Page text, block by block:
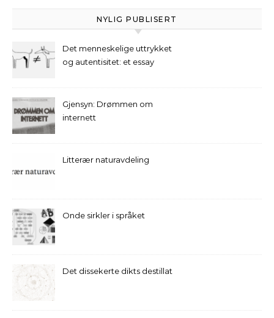
NYLIG PUBLISERT
Det menneskelige uttrykket
og autentisitet: et essay
Gjensyn: Drømmen om
internett
Litterær naturavdeling
Onde sirkler i språket
Det dissekerte dikts destillat